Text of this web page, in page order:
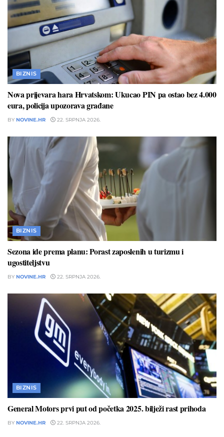
BIZNIS
Nova prijevara hara Hrvatskom: Ukucao PIN pa ostao bez 4.000
eura, policija upozorava građane
BY NOVINE.HR 22. SRPNJA 2026.
BIZNIS
Sezona ide prema planu: Porast zaposlenih u turizmu i
ugostiteljstvu
BY NOVINE.HR 22. SRPNJA 2026.
BIZNIS
General Motors prvi put od početka 2025. bilježi rast prihoda
BY NOVINE.HR 22. SRPNJA 2026.